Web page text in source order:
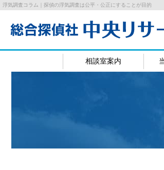
浮気調査コラム｜探偵の浮気調査は公平・公正にすることが目的
相談室案内